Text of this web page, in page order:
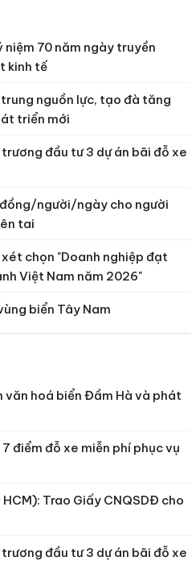
niệm 70 năm ngày truyền
kinh tế
nguồn lực, tạo đà tăng
triển mới
đầu tư 3 dự án bãi đỗ xe
người/ngày cho người
tai
chọn "Doanh nghiệp đạt
Việt Nam năm 2026"
biển Tây Nam
văn hoá biển Đầm Hà và phát
điểm đỗ xe miễn phí phục vụ
Trao Giấy CNQSDĐ cho
đầu tư 3 dự án bãi đỗ xe